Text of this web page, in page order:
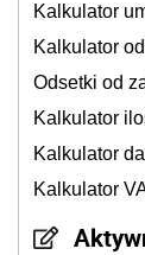
Kalkulator
Kalkulator
Odsetki od
Kalkulator
Kalkulator
Kalkulator